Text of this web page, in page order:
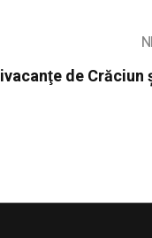
de Crăciun